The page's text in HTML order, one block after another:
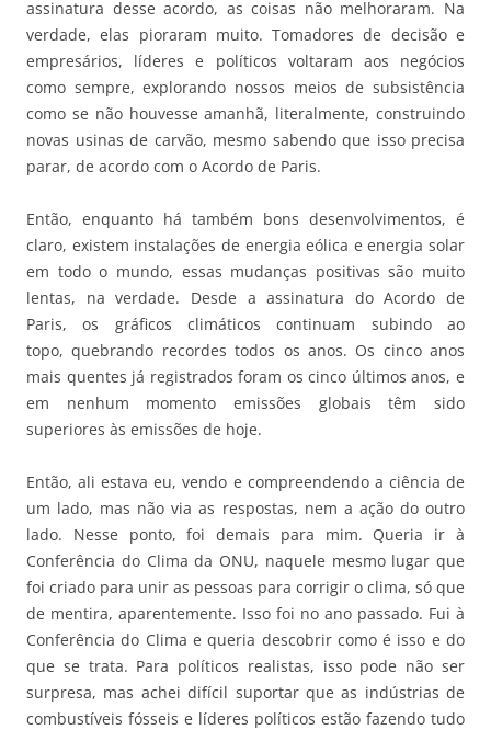
assinatura desse acordo, as coisas não melhoraram. Na
verdade, elas pioraram muito. Tomadores de decisão e
empresários, líderes e políticos voltaram aos negócios
como sempre, explorando nossos meios de subsistência
como se não houvesse amanhã, literalmente, construindo
novas usinas de carvão, mesmo sabendo que isso precisa
parar, de acordo com o Acordo de Paris.
Então, enquanto há também bons desenvolvimentos, é
claro, existem instalações de energia eólica e energia solar
em todo o mundo, essas mudanças positivas são muito
lentas, na verdade. Desde a assinatura do Acordo de
Paris, os gráficos climáticos continuam subindo ao
topo, quebrando recordes todos os anos. Os cinco anos
mais quentes já registrados foram os cinco últimos anos, e
em nenhum momento emissões globais têm sido
superiores às emissões de hoje.
Então, ali estava eu, vendo e compreendendo a ciência de
um lado, mas não via as respostas, nem a ação do outro
lado. Nesse ponto, foi demais para mim. Queria ir à
Conferência do Clima da ONU, naquele mesmo lugar que
foi criado para unir as pessoas para corrigir o clima, só que
de mentira, aparentemente. Isso foi no ano passado. Fui à
Conferência do Clima e queria descobrir como é isso e do
que se trata. Para políticos realistas, isso pode não ser
surpresa, mas achei difícil suportar que as indústrias de
combustíveis fósseis e líderes políticos estão fazendo tudo